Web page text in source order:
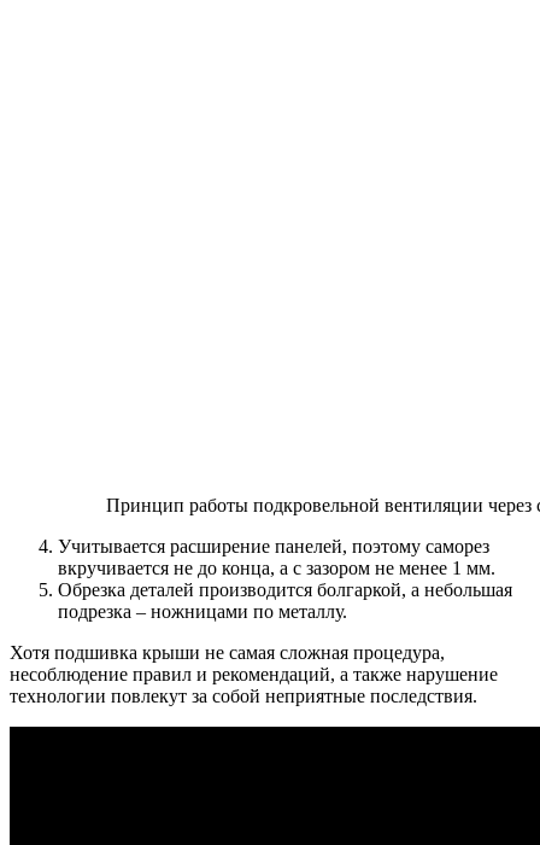
Принцип работы подкровельной вентиляции через
Учитывается расширение панелей, поэтому саморез
вкручивается не до конца, а с зазором не менее 1 мм.
Обрезка деталей производится болгаркой, а небольшая
подрезка – ножницами по металлу.
Хотя подшивка крыши не самая сложная процедура,
несоблюдение правил и рекомендаций, а также нарушение
технологии повлекут за собой неприятные последствия.